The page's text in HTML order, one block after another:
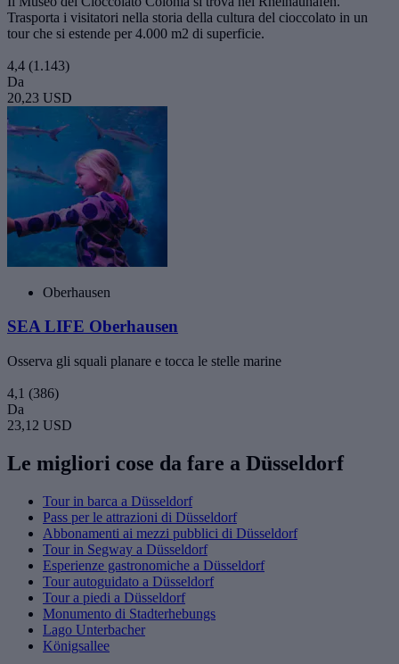
Trasporta i visitatori nella storia della cultura del cioccolato in un
tour che si estende per 4.000 m2 di superficie.
4,4 (1.143)
Da
20,23 USD
Oberhausen
SEA LIFE Oberhausen
Osserva gli squali planare e tocca le stelle marine
4,1 (386)
Da
23,12 USD
Le migliori cose da fare a Düsseldorf
Tour in barca a Düsseldorf
Pass per le attrazioni di Düsseldorf
Abbonamenti ai mezzi pubblici di Düsseldorf
Tour in Segway a Düsseldorf
Esperienze gastronomiche a Düsseldorf
Tour autoguidato a Düsseldorf
Tour a piedi a Düsseldorf
Monumento di Stadterhebungs
Lago Unterbacher
Königsallee